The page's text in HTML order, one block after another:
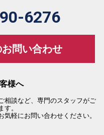
6276
問い合わせ
様へ
相談など、専門のスタッフがご
す。
軽にお問い合わせください。